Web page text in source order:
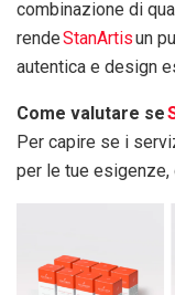
combinazione di
rendeStanArtisun
autentica e design
Come valutare se
Per capire se i
per le tue esigenze,